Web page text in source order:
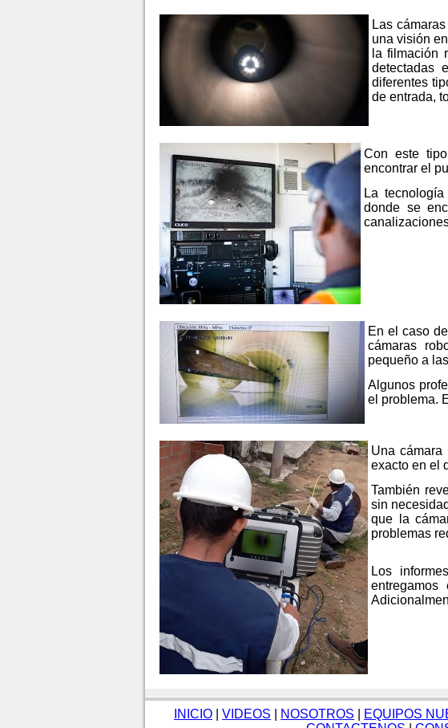
SEGURIDAD
Las
una visión
la filmación
detectadas
diferentes
de entrada,
Con este
encontrar el
La
donde se
En el caso
cámaras
pequeño a
Algunos
el problema.
Una
exacto en el
También
sin
que la
problemas
Los
INICIO VIDEOS NOSOTROS EQUIPOS